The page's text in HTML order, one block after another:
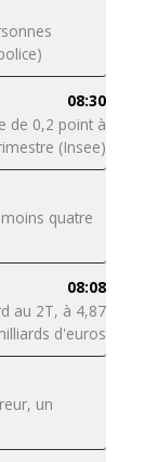
08:30
de 0,2 point à
(Insee)
quatre
08:08
au 2T, à 4,87
d'euros
un